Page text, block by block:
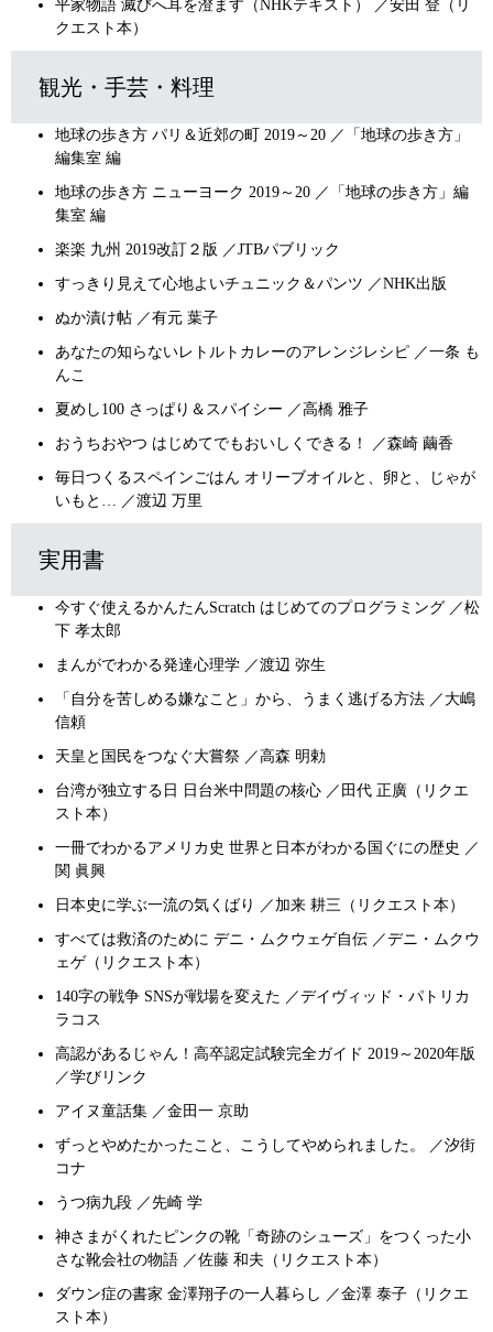
平家物語 滅びへ耳を澄ます（NHKテキスト） ／安田 登（リ
クエスト本）
観光・手芸・料理
地球の歩き方 パリ＆近郊の町 2019～20 ／「地球の歩き方」
編集室 編
地球の歩き方 ニューヨーク 2019～20 ／「地球の歩き方」編
集室 編
楽楽 九州 2019改訂２版 ／JTBパブリック
すっきり見えて心地よいチュニック＆パンツ ／NHK出版
ぬか漬け帖 ／有元 葉子
あなたの知らないレトルトカレーのアレンジレシピ ／一条 も
んこ
夏めし100 さっぱり＆スパイシー ／高橋 雅子
おうちおやつ はじめてでもおいしくできる！ ／森崎 繭香
毎日つくるスペインごはん オリーブオイルと、卵と、じゃが
いもと… ／渡辺 万里
実用書
今すぐ使えるかんたんScratch はじめてのプログラミング ／松
下 孝太郎
まんがでわかる発達心理学 ／渡辺 弥生
「自分を苦しめる嫌なこと」から、うまく逃げる方法 ／大嶋
信頼
天皇と国民をつなぐ大嘗祭 ／高森 明勅
台湾が独立する日 日台米中問題の核心 ／田代 正廣（リクエ
スト本）
一冊でわかるアメリカ史 世界と日本がわかる国ぐにの歴史 ／
関 眞興
日本史に学ぶ一流の気くばり ／加来 耕三（リクエスト本）
すべては救済のために デニ・ムクウェゲ自伝 ／デニ・ムクウ
ェゲ（リクエスト本）
140字の戦争 SNSが戦場を変えた ／デイヴィッド・パトリカ
ラコス
高認があるじゃん！高卒認定試験完全ガイド 2019～2020年版
／学びリンク
アイヌ童話集 ／金田一 京助
ずっとやめたかったこと、こうしてやめられました。 ／汐街
コナ
うつ病九段 ／先崎 学
神さまがくれたピンクの靴「奇跡のシューズ」をつくった小
さな靴会社の物語 ／佐藤 和夫（リクエスト本）
ダウン症の書家 金澤翔子の一人暮らし ／金澤 泰子（リクエ
スト本）